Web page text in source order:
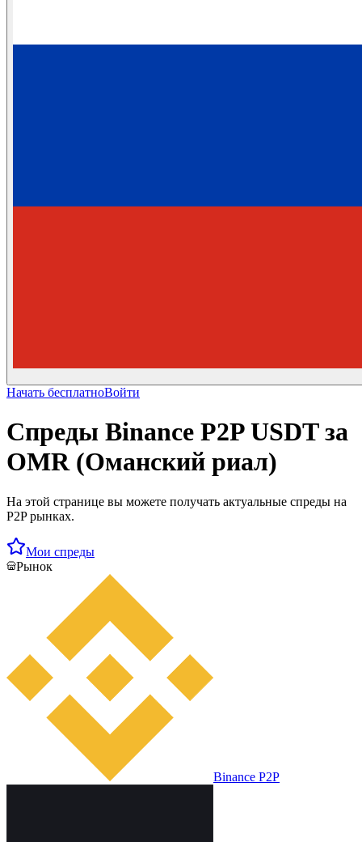
Начать бесплатноВойти
Спреды Binance P2P USDT за
OMR (Оманский риал)
На этой странице вы можете получать актуальные спреды на
P2P рынках.
Мои спреды
Рынок
Binance P2P